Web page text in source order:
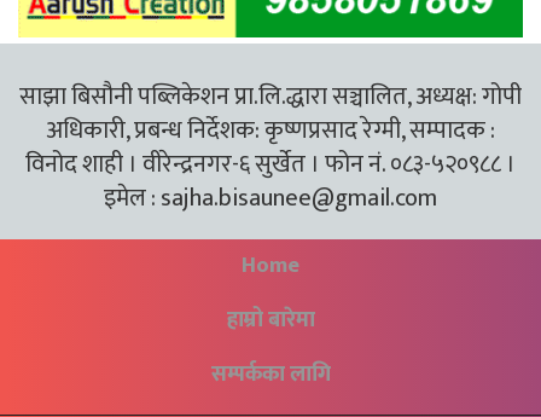
साझा बिसौनी पब्लिकेशन प्रा.लि.द्धारा सञ्चालित, अध्यक्ष: गोपी
अधिकारी, प्रबन्ध निर्देशक: कृष्णप्रसाद रेग्मी, सम्पादक :
विनोद शाही । वीरेन्द्रनगर-६ सुर्खेत । फोन नं. ०८३-५२०९८८ ।
इमेल :sajha.bisaunee@gmail.com
Home
हाम्रो बारेमा
सम्पर्कका लागि